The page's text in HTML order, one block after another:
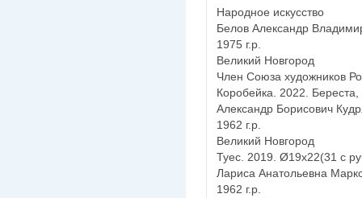
Народное искусство
Белов Александр
1975 г.р.
Великий Новгород
Член Союза художников
Коробейка. 2022.
Александр Борисович
1962 г.р.
Великий Новгород
Туес. 2019. Ø19х22(31 с
Лариса Анатольевна
1962 г.р.